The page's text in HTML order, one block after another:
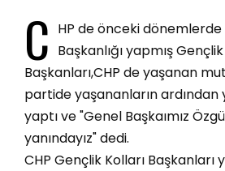
C HP de önceki dönemlerde
Başkanlığı yapmış
Başkanları,CHP de yaşanan
partide yaşananların ardından
yaptı ve "Genel Başkaımız
yanındayız" dedi.
CHP Gençlik Kolları Başkanları